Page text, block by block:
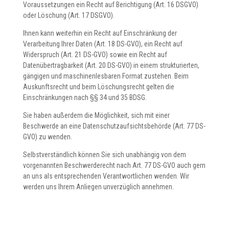
Voraussetzungen ein Recht auf Berichtigung (Art. 16 DSGVO)
oder Löschung (Art. 17 DSGVO).
Ihnen kann weiterhin ein Recht auf Einschränkung der
Verarbeitung Ihrer Daten (Art. 18 DS-GVO), ein Recht auf
Widerspruch (Art. 21 DS-GVO) sowie ein Recht auf
Datenübertragbarkeit (Art. 20 DS-GVO) in einem strukturierten,
gängigen und maschinenlesbaren Format zustehen. Beim
Auskunftsrecht und beim Löschungsrecht gelten die
Einschränkungen nach §§ 34 und 35 BDSG.
Sie haben außerdem die Möglichkeit, sich mit einer
Beschwerde an eine Datenschutzaufsichtsbehörde (Art. 77 DS-
GVO) zu wenden.
Selbstverständlich können Sie sich unabhängig von dem
vorgenannten Beschwerderecht nach Art. 77 DS-GVO auch gern
an uns als entsprechenden Verantwortlichen wenden. Wir
werden uns Ihrem Anliegen unverzüglich annehmen.